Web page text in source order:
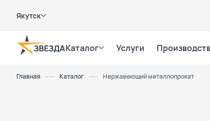
Якутск
Каталог Услуги
Главная Каталог Нержавеющий металлопрокат